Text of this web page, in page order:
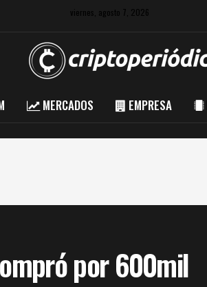
viernes, agosto 7, 2026
MERCADOS EMPRESA
por 600mil